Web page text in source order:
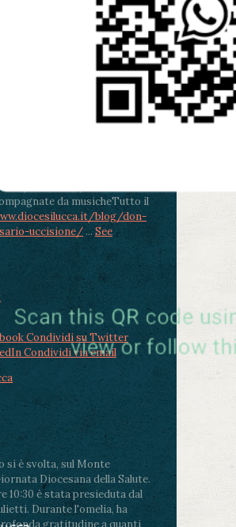
ore 11:30 - Lucca, Scuola
Mei - Viale Castruccio
murales in
Mei curato dal Liceo
“Passaglia”
ore 18 - Fiano
parrocchiale - Messa in
Mei celebrata da mons.
di Lucca
ore 20.30 -
Michele al Cippo di don
della Memoria in alcuni
città. Ritrovo alle ore
Michele con conclusione al
(Porta Elisa). Durante le
da musicheTutto il
blog/don-
uccisione/ ... See
Condividi su Twitter
Condividi via email
si è svolta, sul Monte
Diocesana della Salute.
10:30 è stata presieduta dal
Durante l'omelia, ha
gratitudine a quanti